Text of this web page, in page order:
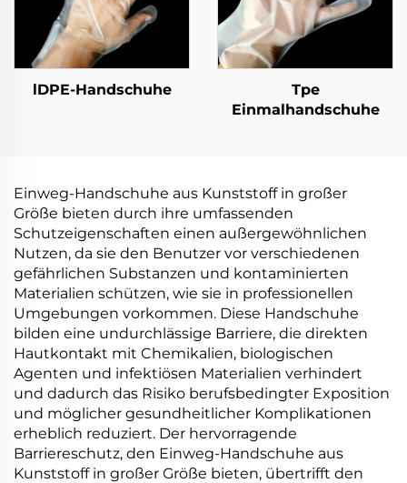
lDPE-Handschuhe
Tpe
Einmalhandschuhe
Einweg-Handschuhe aus Kunststoff in großer
Größe bieten durch ihre umfassenden
Schutzeigenschaften einen außergewöhnlichen
Nutzen, da sie den Benutzer vor verschiedenen
gefährlichen Substanzen und kontaminierten
Materialien schützen, wie sie in professionellen
Umgebungen vorkommen. Diese Handschuhe
bilden eine undurchlässige Barriere, die direkten
Hautkontakt mit Chemikalien, biologischen
Agenten und infektiösen Materialien verhindert
und dadurch das Risiko berufsbedingter Exposition
und möglicher gesundheitlicher Komplikationen
erheblich reduziert. Der hervorragende
Barriereschutz, den Einweg-Handschuhe aus
Kunststoff in großer Größe bieten, übertrifft den